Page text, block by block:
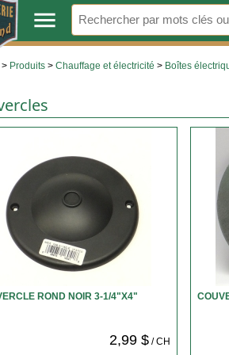
menu
> Produits > Chauffage et électricité > Boîtes
ROND NOIR 3-1/4"X4"
2,99 $/ CH